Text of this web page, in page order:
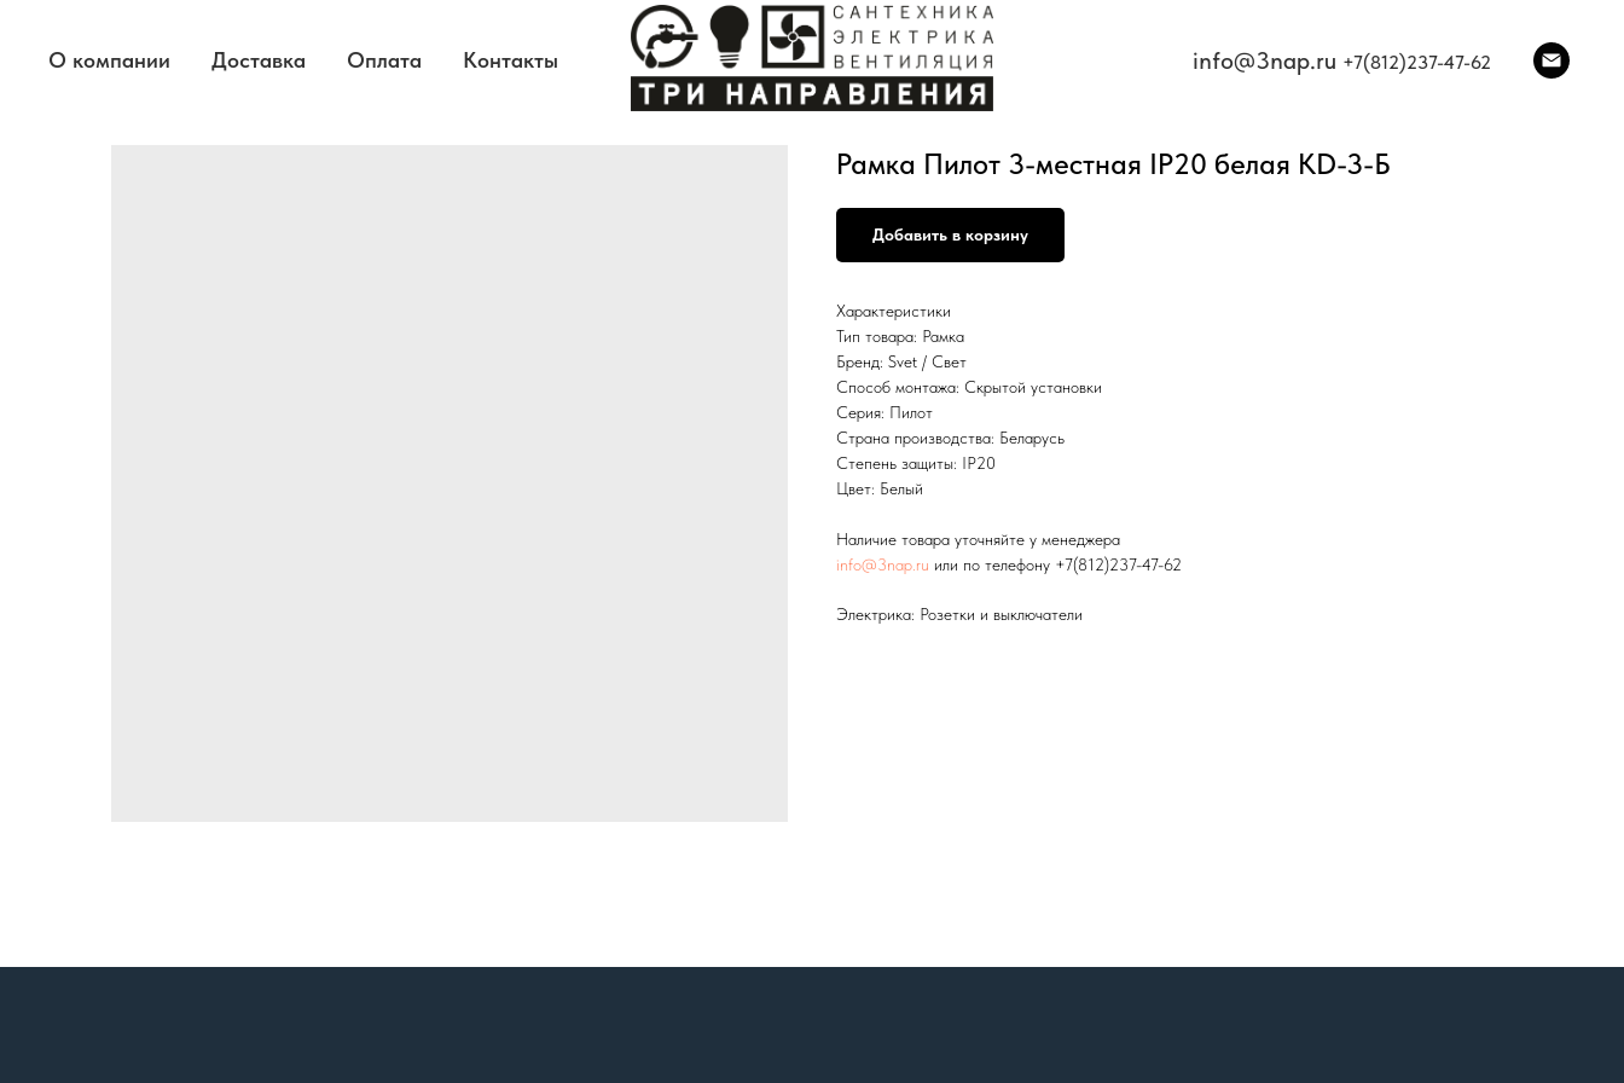
О компании Доставка Оплата Контакты info@3nap.ru +7(812)237-47-62
Рамка Пилот 3-местная IP20 белая KD-3-Б
Добавить в корзину
Характеристики
Тип товара: Рамка
Бренд: Svet / Свет
Способ монтажа: Скрытой установки
Серия: Пилот
Страна производства: Беларусь
Степень защиты: IP20
Цвет: Белый
Наличие товара уточняйте у менеджера
info@3nap.ru или по телефону +7(812)237-47-62
Электрика: Розетки и выключатели